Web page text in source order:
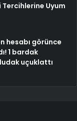
Uyum
hesabı görünce
1 bardak
uçuklattı